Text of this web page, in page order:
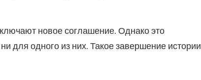
новое соглашение. Однако это
для одного из них. Такое завершение истории